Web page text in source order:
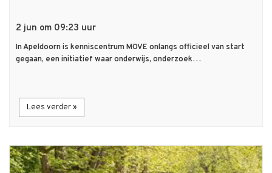
2 jun om 09:23 uur
In Apeldoorn is kenniscentrum MOVE onlangs officieel van start
gegaan, een initiatief waar onderwijs, onderzoek…
Lees verder »